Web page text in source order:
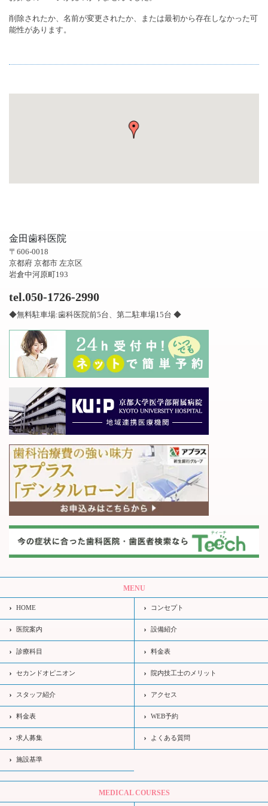
削除されたか、名前が変更されたか、または最初から存在しなかった可
能性があります。
金田歯科医院
〒606-0018
京都府 京都市 左京区
岩倉中河原町193
tel.050-1726-2990
◆無料駐車場:歯科医院前5台、第二駐車場15台 ◆
MENU
HOME コンセプト
医院案内 設備紹介
診療科目 料金表
セカンドオピニオン 院内技工士のメリット
スタッフ紹介 アクセス
料金表 WEB予約
求人募集 よくある質問
施設基準
MEDICAL COURSES